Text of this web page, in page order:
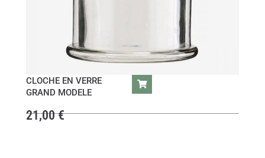
CLOCHE EN VERRE
GRAND MODELE
21,00€